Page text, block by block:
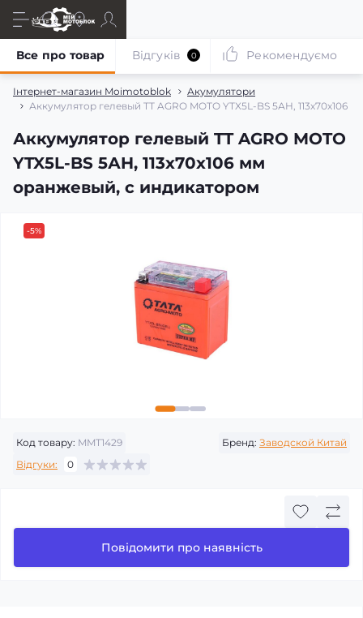
Інтернет-магазин Moimotoblok
Акумулятори
Аккумулятор гелевый TT AGRO MOTO YTX5L-BS 5АH,
Аккумулятор гелевый TT AGRO MOTO
YTX5L-BS 5АH, 113х70х106 мм
оранжевый, с индикатором
Все про товар Відгуків 0 Рекомендуємо
-5%
Код товару: MMT1429 Бренд: Заводской Китай
Відгуки:
0
Повідомити про наявність